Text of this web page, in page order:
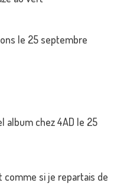
le 25 septembre
album chez 4AD le 25
comme si je repartais de